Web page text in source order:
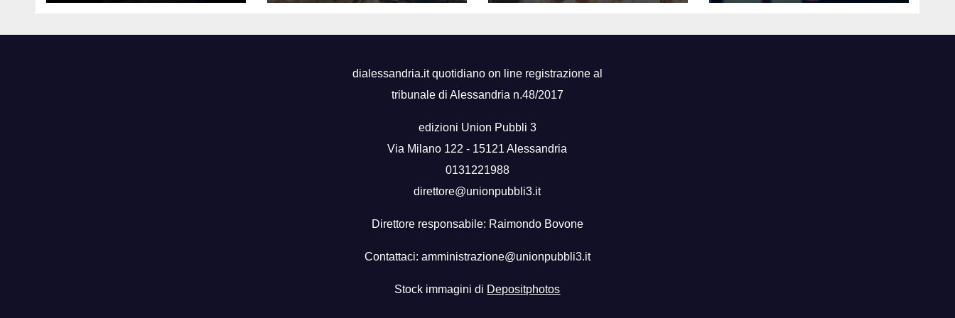
dialessandria.it quotidiano on line registrazione al
tribunale di Alessandria n.48/2017
edizioni Union Pubbli 3
Via Milano 122 - 15121 Alessandria
0131221988
direttore@unionpubbli3.it
Direttore responsabile: Raimondo Bovone
Contattaci: amministrazione@unionpubbli3.it
Stock immagini di Depositphotos